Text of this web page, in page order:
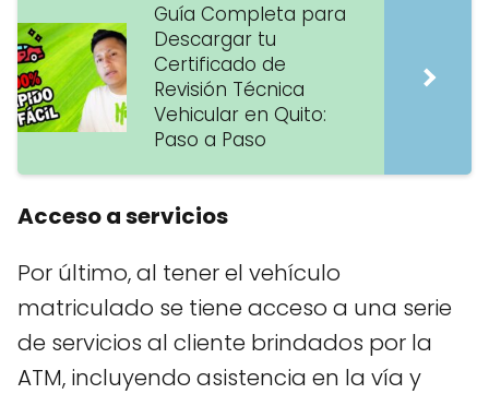
Guía Completa para
Descargar tu
Certificado de
Revisión Técnica
Vehicular en Quito:
Paso a Paso
Acceso a servicios
Por último, al tener el vehículo
matriculado se tiene acceso a una serie
de servicios al cliente brindados por la
ATM, incluyendo asistencia en la vía y